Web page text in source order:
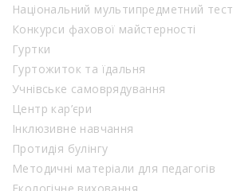
Національний мультипредметний тест
Конкурси фахової майстерності
Гуртки
Гуртожиток та їдальня
Учнівське самоврядування
Центр кар’єри
Інклюзивне навчання
Протидія булінгу
Методичні матеріали для педагогів